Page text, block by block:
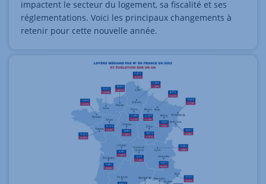
impactent le secteur du logement, sa fiscalité et ses
réglementations. Voici les principaux changements à
retenir pour cette nouvelle année.